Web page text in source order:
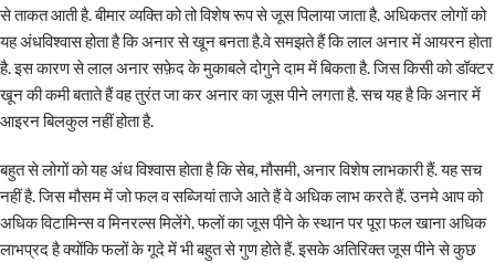
से ताकत आती है. बीमार व्यक्ति को तो विशेष रूप से जूस पिलाया जाता है. अधिकतर लोगों को
यह अंधविश्वास होता है कि अनार से खून बनता है.वे समझते हैं कि लाल अनार में आयरन होता
है. इस कारण से लाल अनार सफ़ेद के मुकाबले दोगुने दाम में बिकता है. जिस किसी को डॉक्टर
खून की कमी बताते हैं वह तुरंत जा कर अनार का जूस पीने लगता है. सच यह है कि अनार में
आइरन बिलकुल नहीं होता है.
बहुत से लोगों को यह अंध विश्वास होता है कि सेब, मौसमी, अनार विशेष लाभकारी हैं. यह सच
नहीं है. जिस मौसम में जो फल व सब्जियां ताजे आते हैं वे अधिक लाभ करते हैं. उनमे आप को
अधिक विटामिन्स व मिनरल्स मिलेंगे. फलों का जूस पीने के स्थान पर पूरा फल खाना अधिक
लाभप्रद है क्योंकि फलों के गूदे में भी बहुत से गुण होते हैं. इसके अतिरिक्त जूस पीने से कुछ